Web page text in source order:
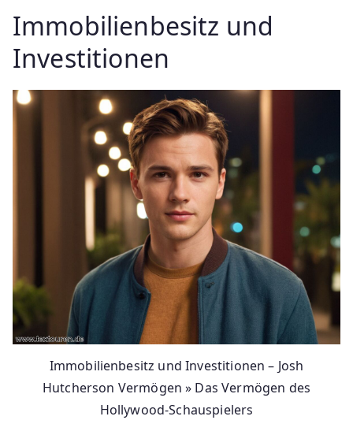
Immobilienbesitz und
Investitionen
Immobilienbesitz und Investitionen – Josh
Hutcherson Vermögen » Das Vermögen des
Hollywood-Schauspielers